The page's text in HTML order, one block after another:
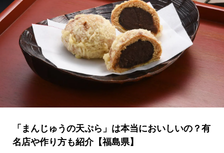
「まんじゅうの天ぷら」は本当においしいの？有
名店や作り方も紹介【福島県】